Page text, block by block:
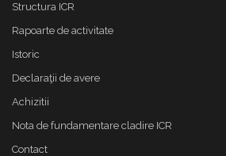
Structura ICR
Rapoarte de activitate
Istoric
Declaraţii de avere
Achizitii
Nota de fundamentare cladire ICR
Contact